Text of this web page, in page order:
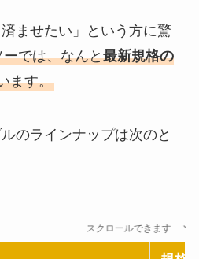
済ませたい」という方に驚
ーでは、なんと最新規格の
ます。
のラインナップは次のと
スクロールできます